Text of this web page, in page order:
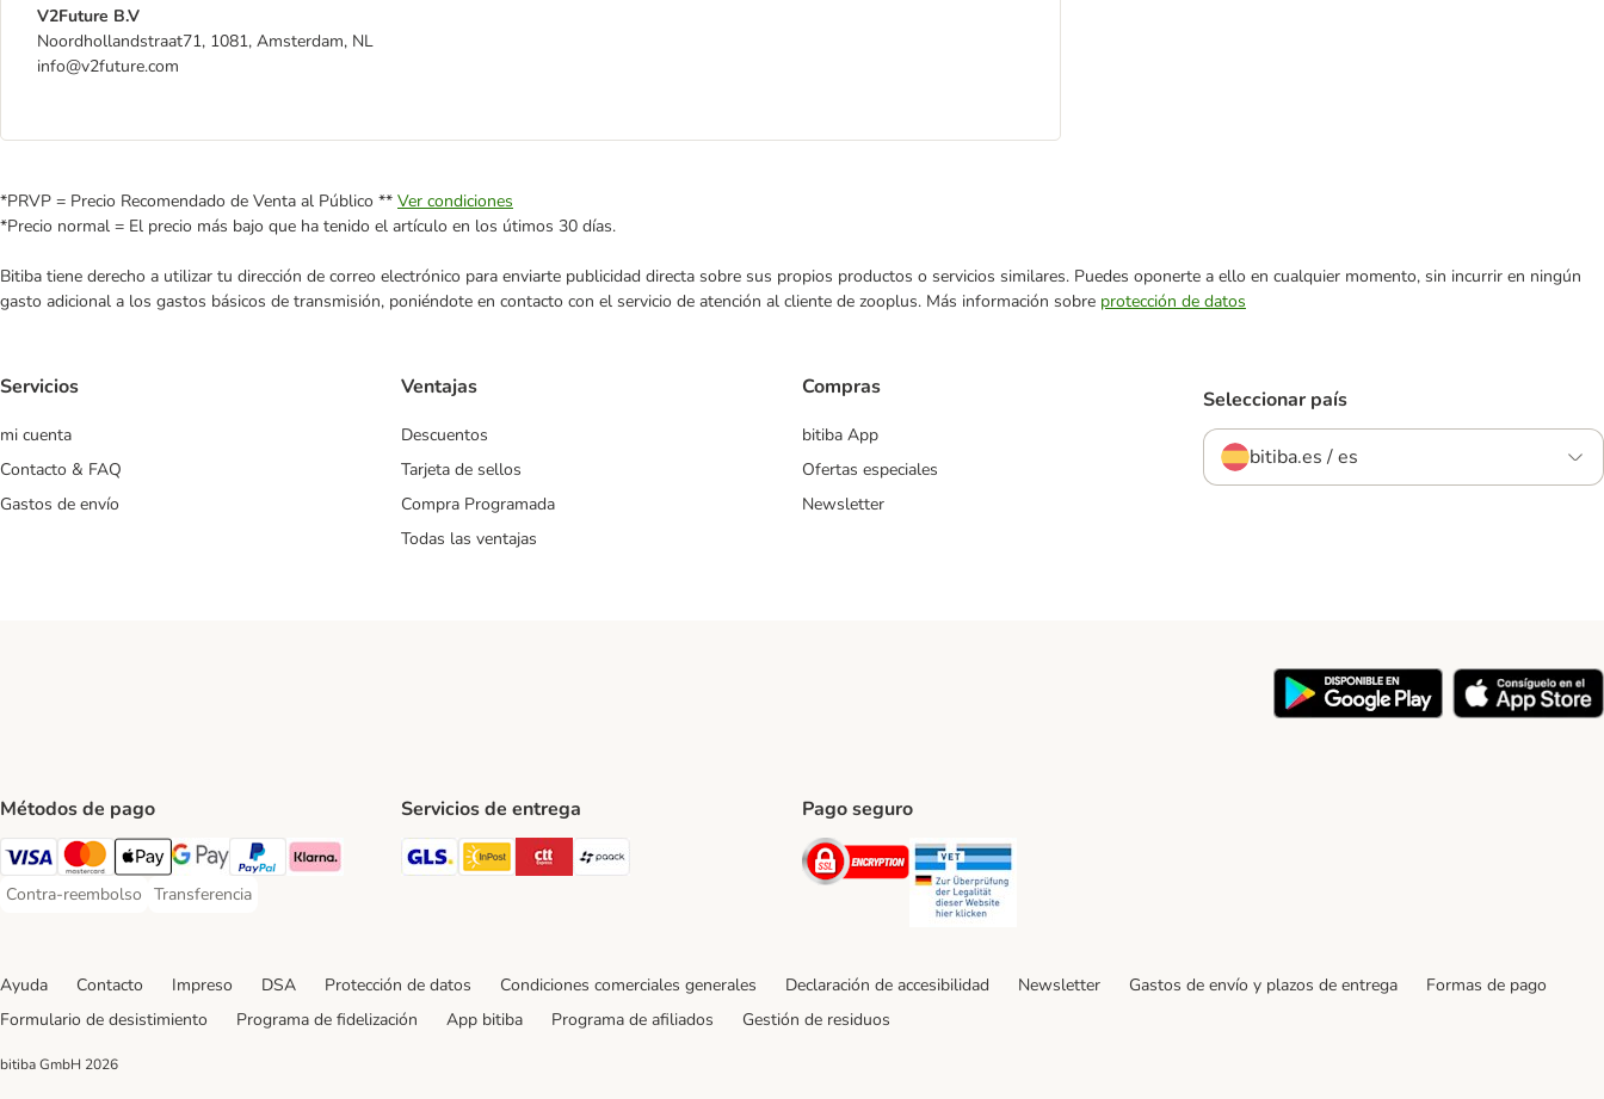
V2Future B.V
Noordhollandstraat71, 1081, Amsterdam, NL
info@v2future.com
*PRVP = Precio Recomendado de Venta al Público ** Ver condiciones
*Precio normal = El precio más bajo que ha tenido el artículo en los útimos 30 días.
Bitiba tiene derecho a utilizar tu dirección de correo electrónico para enviarte publicidad directa sobre sus propios productos o servicios similares. Puedes oponerte a ello en cualquier momento, sin incurrir en ningún
gasto adicional a los gastos básicos de transmisión, poniéndote en contacto con el servicio de atención al cliente de zooplus. Más información sobre protección de datos
Servicios
mi cuenta
Contacto & FAQ
Gastos de envío
Ventajas
Descuentos
Tarjeta de sellos
Compra Programada
Todas las ventajas
Compras
bitiba App
Ofertas especiales
Newsletter
Seleccionar país
bitiba.es / es
Métodos de pago
Visa Payment Method
Mastercard Payment Method
Apple Pay Payment Method
Google Pay Payment Method
PayPal Payment Method
Klarna Payment Method
Contra-reembolso
Contra-reembolso Payment Method
Transferencia
Transferencia Payment Method
Servicios de entrega
GLS Shipping Method
InPost Shipping Method
CTTExpress Shipping Method
paack Shipping Method
Pago seguro
Security
Ayuda Contacto Impreso DSA Protección de datos Condiciones comerciales generales Declaración de accesibilidad Newsletter Gastos de envío y plazos de entrega
Formas de pago
Formulario de desistimiento
Programa de fidelización App bitiba Programa de afiliados Gestión de residuos
bitiba GmbH 2026